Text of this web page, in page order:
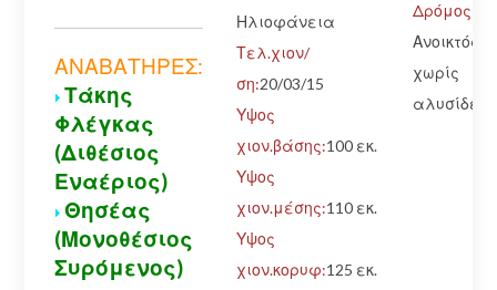
ΑΝΑΒΑΤΗΡΕΣ:
Τάκης
Φλέγκας
(Διθέσιος
Εναέριος)
Θησέας
(Μονοθέσιος
Συρόμενος)
Ηλιοφάνεια
Τελ.χιον/
ση:20/03/15
Υψος
χιον.βάσης:100 εκ.
Υψος
χιον.μέσης:110 εκ.
Υψος
χιον.κορυφ:125 εκ.
Δρόμος:
Ανοικτός
χωρίς
αλυσίδες